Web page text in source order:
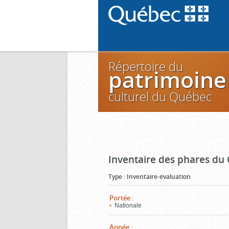
Répertoire du
patrimoine
culturel du Québec
Inventaire des phares du
Type : Inventaire-évaluation
Portée :
Nationale